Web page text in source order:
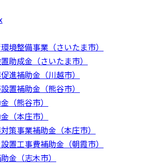
境整備事業（さいたま市）
助成金（さいたま市）
進補助金（川越市）
置補助金（熊谷市）
（熊谷市）
（本庄市）
策事業補助金（本庄市）
置工事費補助金（朝霞市）
金（志木市）